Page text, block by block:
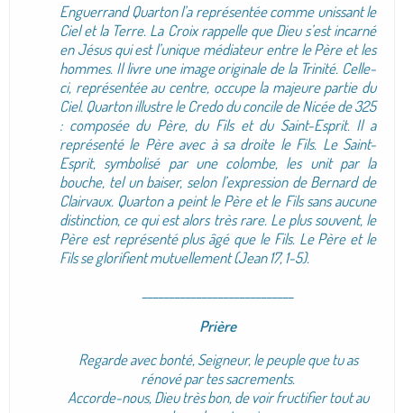
Enguerrand Quarton l’a représentée comme unissant le
Ciel et la Terre. La Croix rappelle que Dieu s’est incarné
en Jésus qui est l’unique médiateur entre le Père et les
hommes. Il livre une image originale de la Trinité. Celle-
ci, représentée au centre, occupe la majeure partie du
Ciel. Quarton illustre le Credo du concile de Nicée de 325
: composée du Père, du Fils et du Saint-Esprit. Il a
représenté le Père avec à sa droite le Fils. Le Saint-
Esprit, symbolisé par une colombe, les unit par la
bouche, tel un baiser, selon l’expression de Bernard de
Clairvaux. Quarton a peint le Père et le Fils sans aucune
distinction, ce qui est alors très rare. Le plus souvent, le
Père est représenté plus âgé que le Fils. Le Père et le
Fils se glorifient mutuellement (Jean 17, 1-5).
Prière
Regarde avec bonté, Seigneur, le peuple que tu as
rénové par tes sacrements.
Accorde-nous, Dieu très bon, de voir fructifier tout au